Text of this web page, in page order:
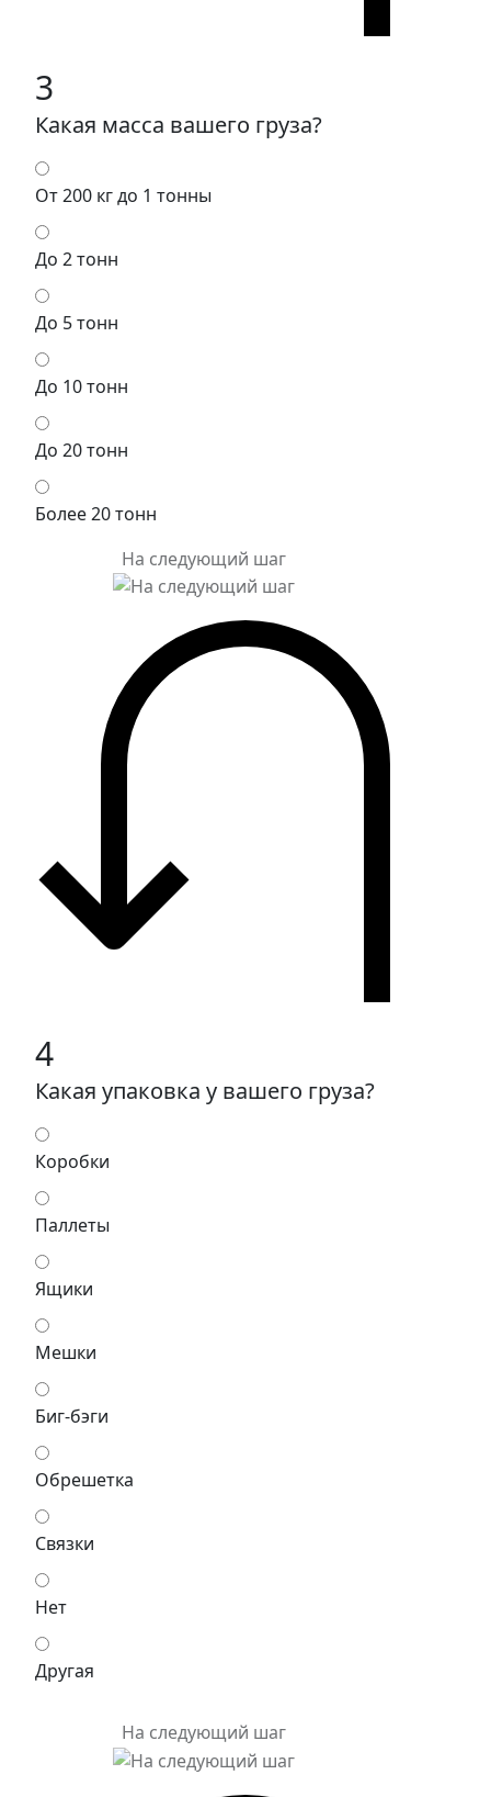
3
Какая масса вашего груза?
От 200 кг до 1 тонны
До 2 тонн
До 5 тонн
До 10 тонн
До 20 тонн
Более 20 тонн
На следующий шаг
4
Какая упаковка у вашего груза?
Коробки
Паллеты
Ящики
Мешки
Биг-бэги
Обрешетка
Связки
Нет
Другая
На следующий шаг